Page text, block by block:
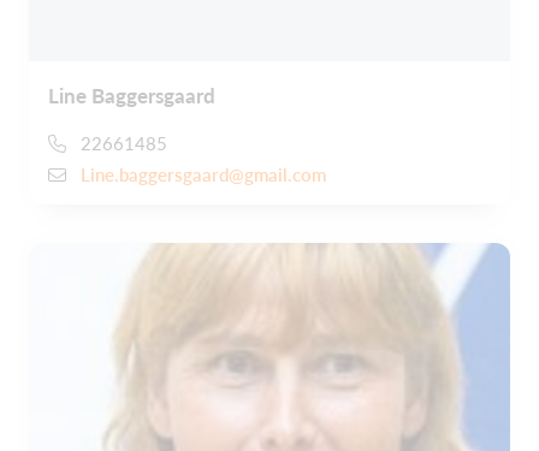
Line Baggersgaard
22661485
Line.baggersgaard@gmail.com